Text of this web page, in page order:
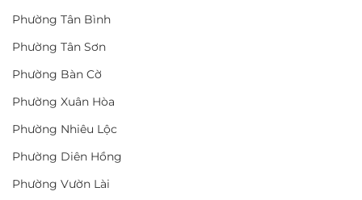
Phường Tân Bình
Phường Tân Sơn
Phường Bàn Cờ
Phường Xuân Hòa
Phường Nhiêu Lộc
Phường Diên Hồng
Phường Vườn Lài